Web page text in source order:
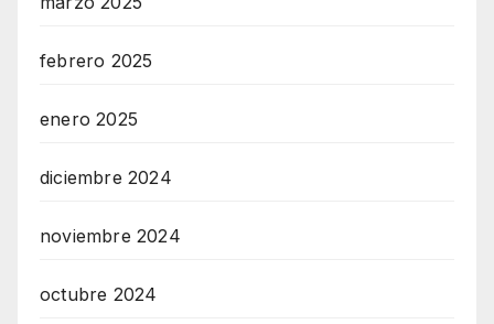
febrero 2025
enero 2025
diciembre 2024
noviembre 2024
octubre 2024